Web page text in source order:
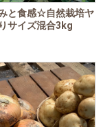
と食感☆自然栽培ヤ
サイズ混合3kg